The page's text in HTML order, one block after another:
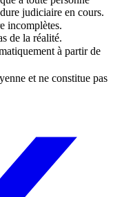
judiciaire en cours.
incomplètes.
de la réalité.
à partir de
et ne constitue pas